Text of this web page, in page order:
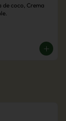
de coco, Crema